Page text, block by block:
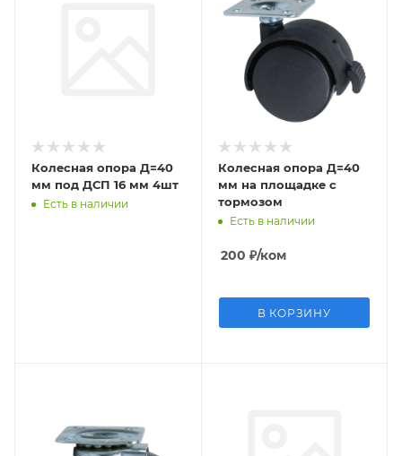
Колесная опора Д=40
мм под ДСП 16 мм 4шт
Есть в наличии
Колесная опора Д=40
мм на площадке с
тормозом
Есть в наличии
200 ₽/ком
В КОРЗИНУ